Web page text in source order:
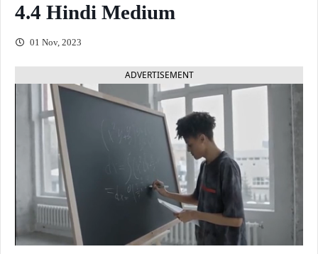
4.4 Hindi Medium
01 Nov, 2023
ADVERTISEMENT